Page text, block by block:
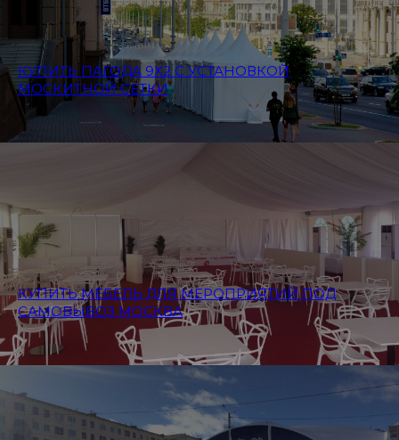
КУПИТЬ ПАГОДА 9Х2 С УСТАНОВКОЙ
МОСКИТНОЙ СЕТКИ
КУПИТЬ МЕБЕЛЬ ДЛЯ МЕРОПРИЯТИЙ ПОД
САМОВЫВОЗ МОСКВА